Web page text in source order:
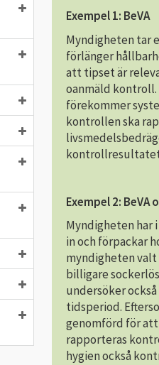
Exempel 1: BeVA
Myndigheten tar
förlänger
att tipset är
oanmäld
förekommer
kontrollen ska
Exempel 2:
Myndigheten
in och förpackar
myndigheten
billigare
undersöker
tidsperiod.
genomförd för
rapporteras
hygien också